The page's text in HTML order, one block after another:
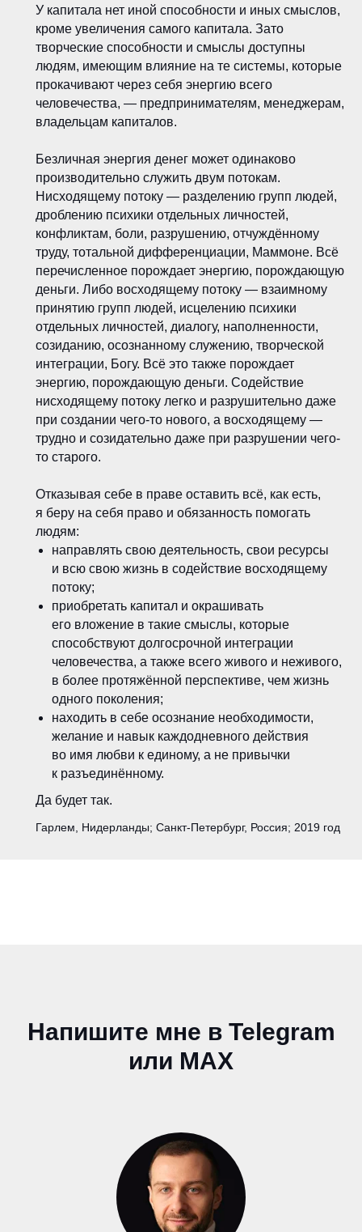
У капитала нет иной способности и иных смыслов,
кроме увеличения самого капитала. Зато
творческие способности и смыслы доступны
людям, имеющим влияние на те системы, которые
прокачивают через себя энергию всего
человечества, — предпринимателям, менеджерам,
владельцам капиталов.
Безличная энергия денег может одинаково
производительно служить двум потокам.
Нисходящему потоку — разделению групп людей,
дроблению психики отдельных личностей,
конфликтам, боли, разрушению, отчуждённому
труду, тотальной дифференциации, Маммоне. Всё
перечисленное порождает энергию, порождающую
деньги. Либо восходящему потоку — взаимному
принятию групп людей, исцелению психики
отдельных личностей, диалогу, наполненности,
созиданию, осознанному служению, творческой
интеграции, Богу. Всё это также порождает
энергию, порождающую деньги. Содействие
нисходящему потоку легко и разрушительно даже
при создании чего-то нового, а восходящему —
трудно и созидательно даже при разрушении чего-
то старого.
Отказывая себе в праве оставить всё, как есть,
я беру на себя право и обязанность помогать
людям:
направлять свою деятельность, свои ресурсы
и всю свою жизнь в содействие восходящему
потоку;
приобретать капитал и окрашивать
его вложение в такие смыслы, которые
способствуют долгосрочной интеграции
человечества, а также всего живого и неживого,
в более протяжённой перспективе, чем жизнь
одного поколения;
находить в себе осознание необходимости,
желание и навык каждодневного действия
во имя любви к единому, а не привычки
к разъединённому.
Да будет так.
Гарлем, Нидерланды; Санкт-Петербург, Россия; 2019 год
Напишите мне в Telegram
или MAX